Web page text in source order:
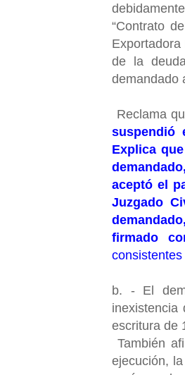
“Contrato
de la
demandado
Reclama
suspendió
Explica
aceptó el
Juzgado
firmado
b. - El
escritura de
También
ejecución,